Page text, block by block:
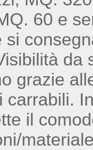
60 e
si
da
grazie
carrabili.
il